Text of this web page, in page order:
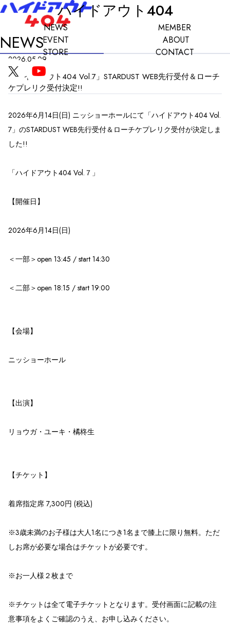
ハイドアウト404
NEWS
MEMBER
EVENT
ABOUT
STORE
CONTACT
NEWS
2026.05.09
「ハイドアウト404 Vol.7」STARDUST WEB先行受付＆ローチ
ケプレリク受付決定!!
2026年6月14日(日) ニッショーホールにて「ハイドアウト404 Vol.
7」のSTARDUST WEB先行受付＆ローチケプレリク受付が決定しま
した!!
「ハイドアウト404 Vol.７」
【開催日】
2026年6月14日(日)
＜一部＞open 13:45 / start 14:30
＜二部＞open 18:15 / start 19:00
【会場】
ニッショーホール
【出演】
リョウガ・ユーキ・橘柊生
【チケット】
着席指定席 7,300円 (税込)
※3歳未満のお子様は大人1名につき1名まで膝上に限り無料。ただ
しお席が必要な場合はチケットが必要です。
※お一人様２枚まで
※チケットは全て電子チケットとなります。受付画面に記載の注
意事項をよくご確認のうえ、お申し込みください。